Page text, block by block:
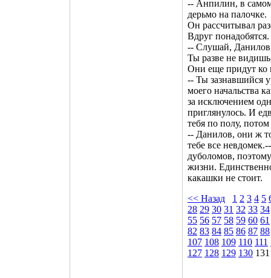
-- Анпилин, в самом
дерьмо на палочке.
Он рассчитывал
Вдруг
-- Слушай,
Ты разве не
Они еще придут ко
-- Ты зазнавшийся
моего начальства
за исключением
приглянулось. И
тебя по полу,
-- Данилов, они ж
тебе все
дуболомов,
жизни.
какашки не стоит.
<< Назад
1 2 3 4 5
28 29 30 31 32 33 34
55 56 57 58 59 60 61
82 83 84 85 86 87 88
107 108 109 110 111
127 128 129 130 131